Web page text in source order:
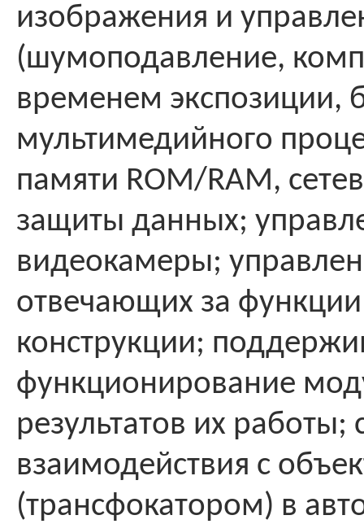
изображения и
(шумоподавление,
временем экспозиции,
мультимедийного
памяти ROM/RAM,
защиты данных;
видеокамеры;
отвечающих за
конструкции;
функционирование
результатов их
взаимодействия с
(трансфокатором) в